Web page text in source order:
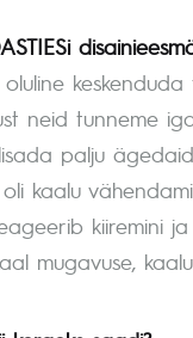
neid tunneme
palju
kaalu
kiiremini
mugavuse,